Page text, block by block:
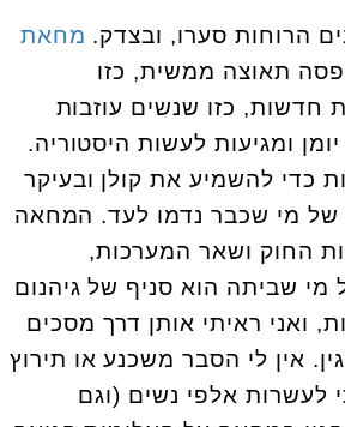
הרוחות סערו, ובצדק. מחאת
תאוצה ממשית, כזו
חדשות, כזו שנשים עוזבות
ומגיעות לעשות היסטוריה.
כדי להשמיע את קולן ובעיקר
של מי שכבר נדמו לעד. המחאה
החוק ושאר המערכות,
מי שביתה הוא סניף של גיהנום
ואני ראיתי אותן דרך מסכים
אין לי הסבר משכנע או תירוץ
לעשרות אלפי נשים (וגם